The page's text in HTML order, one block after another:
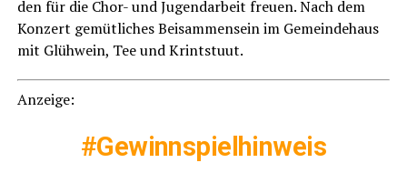
den für die Chor- und Jugend­ar­beit freu­en. Nach dem
Kon­zert gemüt­li­ches Bei­sam­men­sein im Gemein­de­haus
mit Glüh­wein, Tee und Krintstuut.
Anzei­ge:
#Gewinn­spiel­hin­weis